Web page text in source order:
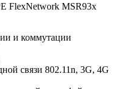
FlexNetwork MSR93x
и коммутации
связи 802.11n, 3G, 4G